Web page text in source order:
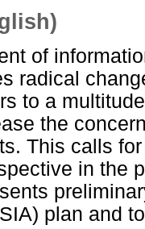
of
radical
to a
the
This calls
in the
plan and